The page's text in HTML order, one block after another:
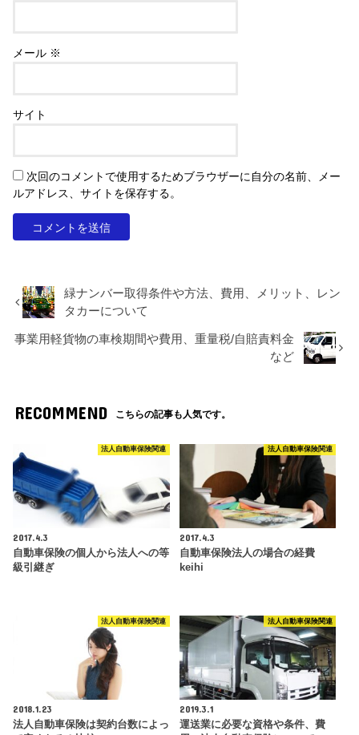
メール ※
サイト
次回のコメントで使用するためブラウザーに自分の名前、メー
ルアドレス、サイトを保存する。
緑ナンバー取得条件や方法、費用、メリット、レン
タカーについて
事業用軽貨物の車検期間や費用、重量税/自賠責料金
など
RECOMMEND こちらの記事も人気です。
法人自動車保険関連
2017.4.3
自動車保険の個人から法人への等
級引継ぎ
法人自動車保険関連
2017.4.3
自動車保険法人の場合の経費
keihi
法人自動車保険関連
2018.1.23
法人自動車保険は契約台数によっ
法人自動車保険関連
2019.3.1
運送業に必要な資格や条件、費